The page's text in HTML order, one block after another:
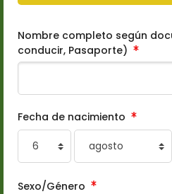
Nombre completo según
conducir, Pasaporte)
Fecha de nacimiento
Día
Mes
Sexo/Género